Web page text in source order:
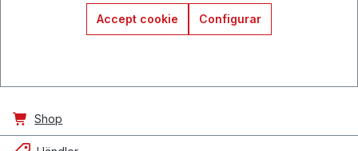
Accept cookie Configurar
Shop